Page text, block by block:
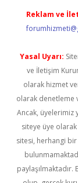
Reklam ve
Yasal Uyarı:
ve İletişim
olarak hizmet
olarak denetleme
Ancak, üyelerimiz
siteye üye
sitesi, herhangi bir